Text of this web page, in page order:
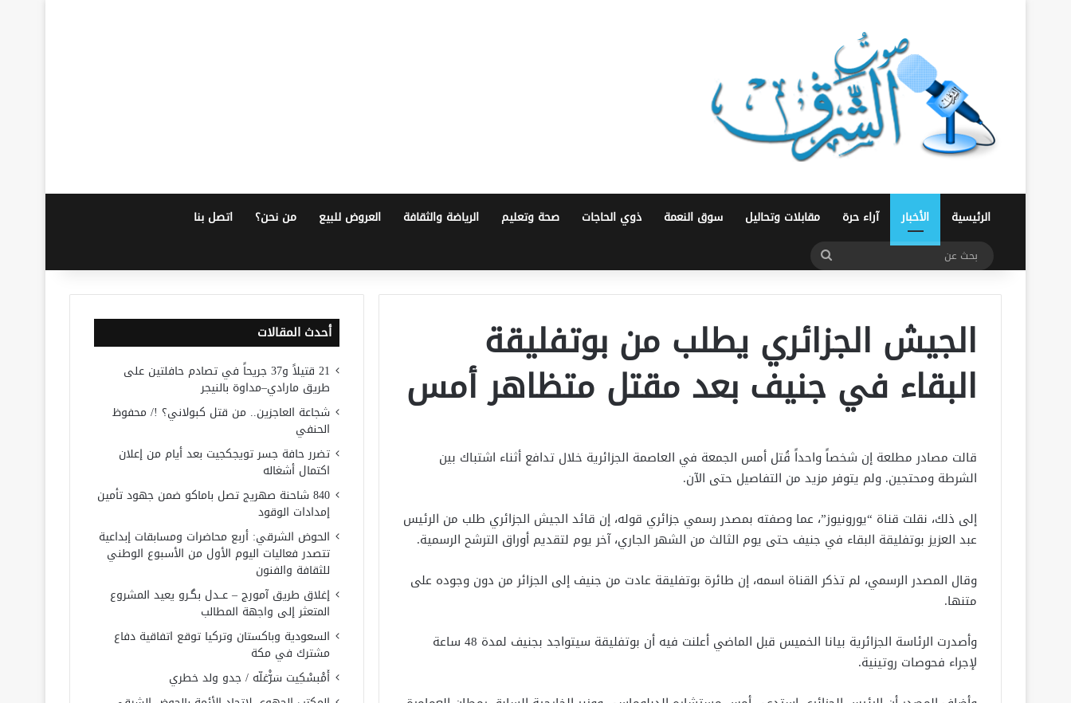
الرئيسية الأخبار آراء حرة مقابلات وتحاليل سوق النعمة ذوي الحاجات صحة وتعليم الرياضة والثقافة العروض للبيع من نحن؟ اتصل بنا
بحث
الجيش الجزائري يطلب من بوتفليقة
البقاء في جنيف بعد مقتل متظاهر أمس
قالت مصادر مطلعة إن شخصاً واحداً قُتل أمس الجمعة في العاصمة الجزائرية خلال تدافع أثناء اشتباك بين
الشرطة ومحتجين. ولم يتوفر مزيد من التفاصيل حتى الآن.
إلى ذلك، نقلت قناة “يورونيوز”، عما وصفته بمصدر رسمي جزائري قوله، إن قائد الجيش الجزائري طلب من الرئيس
عبد العزيز بوتفليقة البقاء في جنيف حتى يوم الثالث من الشهر الجاري، آخر يوم لتقديم أوراق الترشح الرسمية.
وقال المصدر الرسمي، لم تذكر القناة اسمه، إن طائرة بوتفليقة عادت من جنيف إلى الجزائر من دون وجوده على
متنها.
وأصدرت الرئاسة الجزائرية بيانا الخميس قبل الماضي أعلنت فيه أن بوتفليقة سيتواجد بجنيف لمدة 48 ساعة
لإجراء فحوصات روتينية.
أحدث المقالات
21 قتيلاً و37 جريحاً في تصادم حافلتين على
طريق مارادي–مداوة بالنيجر
شجاعة العاجزين.. من قتل كبولاني؟ !/ محفوظ
الحنفي
تضرر حافة جسر تويجكجيت بعد أيام من إعلان
اكتمال أشغاله
840 شاحنة صهريج تصل باماكو ضمن جهود تأمين
إمدادات الوقود
الحوض الشرقي: أربع محاضرات ومسابقات إبداعية
تتصدر فعاليات اليوم الأول من الأسبوع الوطني
للثقافة والفنون
إغلاق طريق آمورج – عــدل بگـرو يعيد المشروع
المتعثر إلى واجهة المطالب
السعودية وباكستان وتركيا توقع اتفاقية دفاع
مشترك في مكة
أَمْبسْكِيت سَرّْغلّه / جدو ولد خطري